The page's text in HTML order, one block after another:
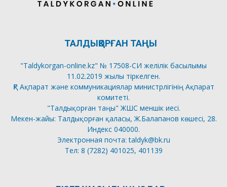
ТАЛДЫҚОРҒАН ТАҢЫ
"Taldykorgan-online.kz" № 17508-СИ желілік басылымы
11.02.2019 жылы тіркелген.
ҚР Ақпарат және коммуникациялар министрлігінің Ақпарат
комитеті.
"Талдықорған таңы" ЖШС меншік иесі.
Мекен-жайы: Талдықорған қаласы, Ж.Балапанов көшесі, 28.
Индекс 040000.
Электронная почта: taldyk@bk.ru
Тел: 8 (7282) 401025, 401139